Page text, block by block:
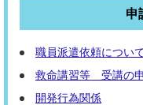
申
職員派遣依頼につい
救命講習等 受講の
開発行為関係